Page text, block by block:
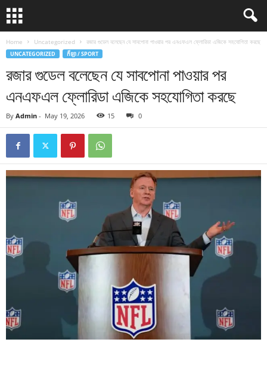
Home Uncategorized রজার গুডেল বলেছেন যে সাবপোনা পাওয়ার পর এনএফএল ফ্লোরিডা এজিকে সহযোগিতা করছে
UNCATEGORIZED កីឡា / SPORT
রজার গুডেল বলেছেন যে সাবপোনা পাওয়ার পর
এনএফএল ফ্লোরিডা এজিকে সহযোগিতা করছে
By Admin - May 19, 2026 15 0